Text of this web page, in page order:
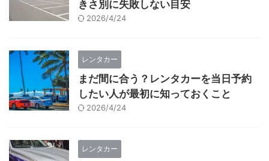
きさ別に失敗しない目安
2026/4/24
レンタカー
まだ間に合う？レンタカーを当日予約
したい人が最初に知っておくこと
2026/4/24
レンタカー